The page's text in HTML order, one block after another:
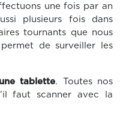
une fois par an
plusieurs fois dans
tournants que nous
de surveiller les
tablette. Toutes nos
faut scanner avec la